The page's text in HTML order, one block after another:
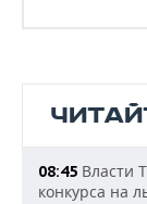
08:45 Власти
конкурса на